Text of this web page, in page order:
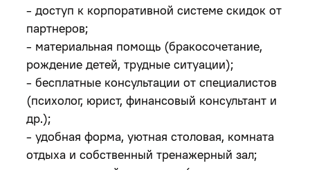
- доступ к корпоративной системе скидок от
партнеров;
- материальная помощь (бракосочетание,
рождение детей, трудные ситуации);
- бесплатные консультации от специалистов
(психолог, юрист, финансовый консультант и
др.);
- удобная форма, уютная столовая, комната
отдыха и собственный тренажерный зал;